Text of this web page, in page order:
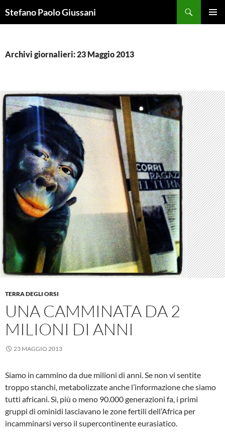
alStefano Paolo Giussani
Archivi giornalieri: 23 Maggio 2013
TERRA DEGLI ORSI
UNA CAMMINATA DA 2
MILIONI DI ANNI
23 MAGGIO 2013
Siamo in cammino da due milioni di anni. Se non vi sentite
troppo stanchi, metabolizzate anche l’informazione che siamo
tutti africani. Sì, più o meno 90.000 generazioni fa, i primi
gruppi di ominidi lasciavano le zone fertili dell’Africa per
incamminarsi verso il supercontinente eurasiatico.